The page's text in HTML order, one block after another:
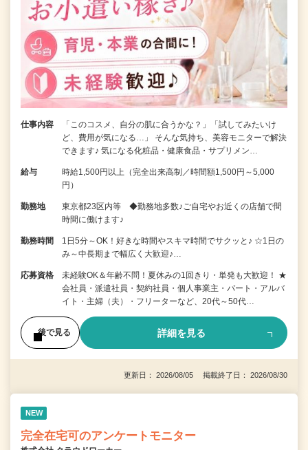
仕事内容
「このコスメ、自分の肌に合うかな？」「試してみたいけ
ど、費用が気になる…」 そんな気持ち、美容モニターで解決
できます♪ 気になる化粧品・健康食品・サプリメン…
給与
時給1,500円以上（完全出来高制／時間額1,500円～5,000
円）
勤務地
東京都23区内等 ◆勤務地多数♪ご自宅やお近くの店舗で間
時間に働けます♪
勤務時間
1日5分～OK！好きな時間やスキマ時間でサクッと♪ ☆1日の
み～中長期まで幅広く大歓迎♪…
応募資格
未経験OK＆年齢不問！夏休みの1回きり・単発も大歓迎！ ★
会社員・派遣社員・契約社員・個人事業主・パート・アルバ
イト・主婦（夫）・フリーターなど、20代～50代…
後で見る 詳細を見る
更新日： 2026/08/05 掲載終了日： 2026/08/30
NEW
完全在宅可のアンケートモニター